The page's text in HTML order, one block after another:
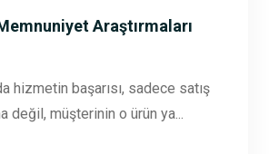
Araştırmaları
hizmetin başarısı, sadece satış
değil, müşterinin o ürün ya...